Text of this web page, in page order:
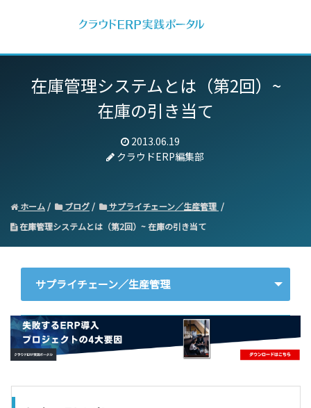
在庫管理システムとは（第2回）~
在庫の引き当て
2013.06.19
クラウドERP編集部
ホーム ブログ
サプライチェーン／生産管理
在庫管理システムとは（第2回）~ 在庫の引き当て
サプライチェーン／生産管理
ERP
会計